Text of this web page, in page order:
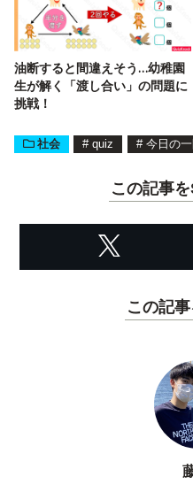
油断すると間違えそう…幼稚園
生が解く「渡し合い」の問題に
挑戦！
社会 # quiz # 今日の
この記事
この記